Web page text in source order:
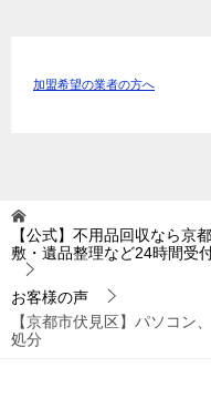
加盟希望の業者の方へ
【公式】不用品回収なら京
敷・遺品整理など24時間受
お客様の声
【京都市伏見区】パソコン
処分